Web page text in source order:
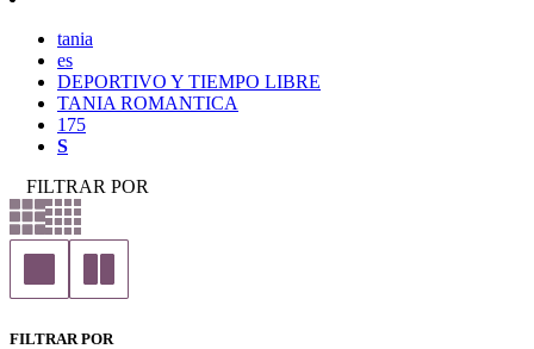
tania
es
DEPORTIVO Y TIEMPO LIBRE
TANIA ROMANTICA
175
S
FILTRAR POR
FILTRAR POR